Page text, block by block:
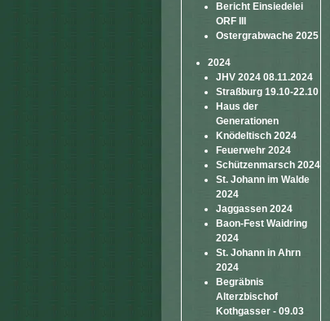
Bericht Einsiedelei
ORF III
Ostergrabwache 2025
2024
JHV 2024 08.11.2024
Straßburg 19.10-22.10
Haus der
Generationen
Knödeltisch 2024
Feuerwehr 2024
Schützenmarsch 2024
St. Johann im Walde
2024
Jaggassen 2024
Baon-Fest Waidring
2024
St. Johann in Ahrn
2024
Begräbnis
Alterzbischof
Kothgasser - 09.03